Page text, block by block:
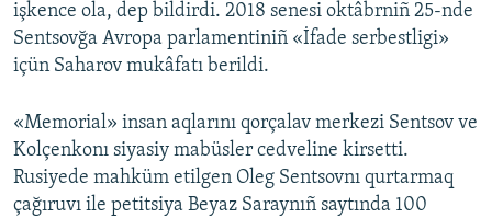
işkence ola, dep bildirdi. 2018 senesi oktâbrniñ 25-nde
Sentsovğa Avropa parlamentiniñ «İfade serbestligi»
içün Saharov mukâfatı berildi.
«Memorial» insan aqlarını qorçalav merkezi Sentsov ve
Kolçenkonı siyasiy mabüsler cedveline kirsetti.
Rusiyede mahküm etilgen Oleg Sentsovnı qurtarmaq
çağıruvı ile petitsiya Beyaz Saraynıñ saytında 100